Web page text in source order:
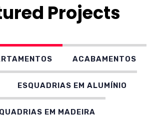
Projects
ACABAMENTOS
ESQUADRIAS EM ALUMÍNIO
EM MADEIRA